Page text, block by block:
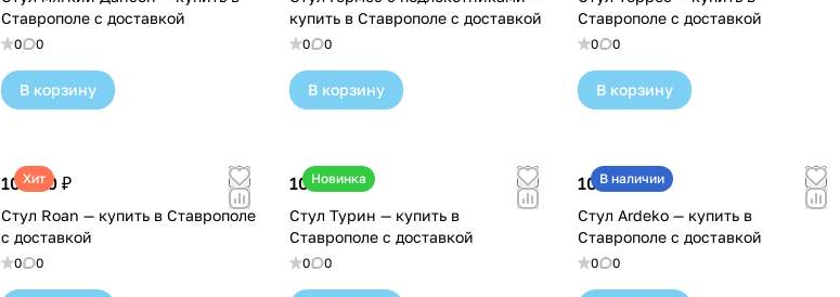
Ставрополе с доставкой
0 0
В корзину
купить в Ставрополе с доставкой
0 0
В корзину
Ставрополе с доставкой
0 0
В корзину
Хит
10 480 ₽
Стул Roan — купить в Ставрополе
с доставкой
0 0
Новинка
10 600 ₽
Стул Турин — купить в
Ставрополе с доставкой
0 0
В наличии
10 640 ₽
Стул Ardeko — купить в
Ставрополе с доставкой
0 0